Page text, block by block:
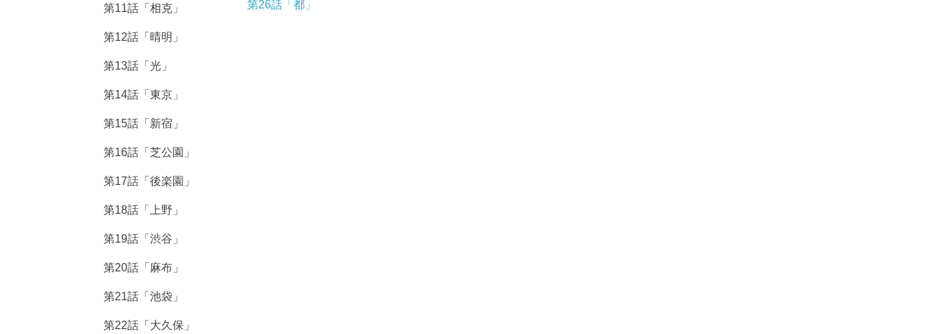
第11話「相克」
第12話「晴明」
第13話「光」
第14話「東京」
第15話「新宿」
第16話「芝公園」
第17話「後楽園」
第18話「上野」
第19話「渋谷」
第20話「麻布」
第21話「池袋」
第22話「大久保」
第26話「都」